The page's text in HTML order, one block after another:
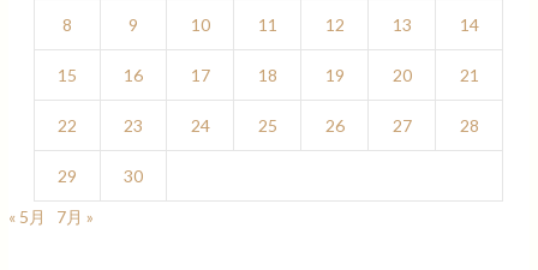
8 9 10 11 12 13 14
15 16 17 18 19 20 21
22 23 24 25 26 27 28
29
30
« 5月
7月 »